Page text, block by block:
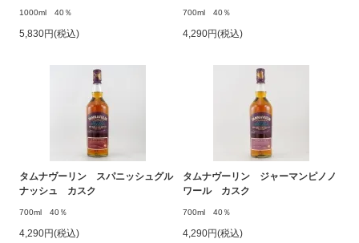
1000ml 40％
5,830円(税込)
700ml 40％
4,290円(税込)
タムナヴーリン スパニッシュグル
ナッシュ カスク
700ml 40％
4,290円(税込)
タムナヴーリン ジャーマンピノノ
ワール カスク
700ml 40％
4,290円(税込)